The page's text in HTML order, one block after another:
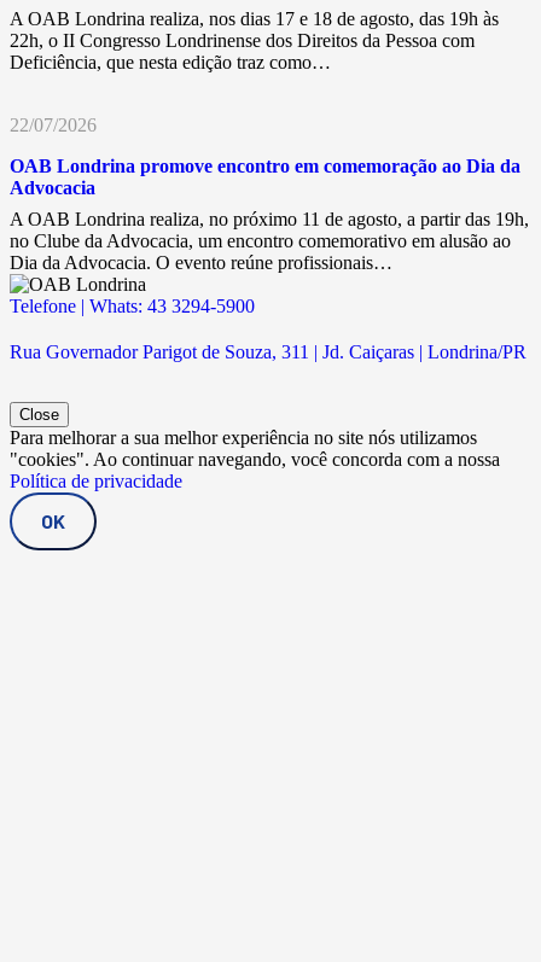
A OAB Londrina realiza, nos dias 17 e 18 de agosto, das 19h às
22h, o II Congresso Londrinense dos Direitos da Pessoa com
Deficiência, que nesta edição traz como…
22/07/2026
OAB Londrina promove encontro em comemoração ao Dia da
Advocacia
A OAB Londrina realiza, no próximo 11 de agosto, a partir das 19h,
no Clube da Advocacia, um encontro comemorativo em alusão ao
Dia da Advocacia. O evento reúne profissionais…
Telefone | Whats: 43 3294-5900
Rua Governador Parigot de Souza, 311 | Jd. Caiçaras | Londrina/PR
Close
Para melhorar a sua melhor experiência no site nós utilizamos
"cookies". Ao continuar navegando, você concorda com a nossa
Política de privacidade
OK